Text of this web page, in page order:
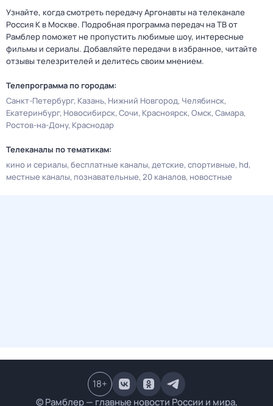
Узнайте, когда смотреть передачу Аргонавты на телеканале
Россия К в Москве. Подробная программа передач на ТВ от
Рамблер поможет не пропустить любимые шоу, интересные
фильмы и сериалы. Добавляйте передачи в избранное, читайте
отзывы телезрителей и делитесь своим мнением.
Телепрограмма по городам:
Санкт-Петербург Казань Нижний Новгород Челябинск
Екатеринбург Новосибирск Сочи Красноярск Омск Самара
Ростов-на-Дону Краснодар
Телеканалы по тематикам:
кино и сериалы бесплатные каналы детские спортивные hd
местные каналы познавательные 20 каналов новостные
© Рамблер — главные новости России и мира,
18+